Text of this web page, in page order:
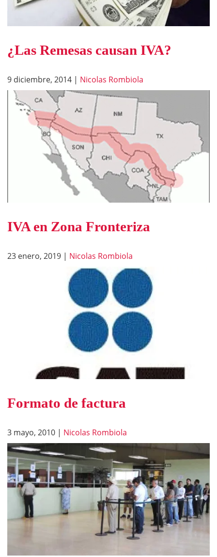
¿Las Remesas causan IVA?
9 diciembre, 2014 | Nicolas Rombiola
IVA en Zona Fronteriza
23 enero, 2019 | Nicolas Rombiola
Formato de factura
3 mayo, 2010 | Nicolas Rombiola